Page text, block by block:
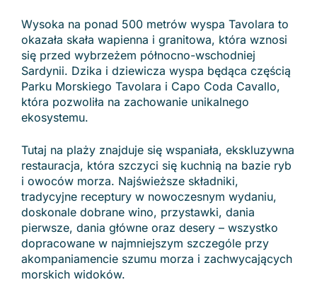
Wysoka na ponad 500 metrów wyspa Tavolara to
okazała skała wapienna i granitowa, która wznosi
się przed wybrzeżem północno-wschodniej
Sardynii. Dzika i dziewicza wyspa będąca częścią
Parku Morskiego Tavolara i Capo Coda Cavallo,
która pozwoliła na zachowanie unikalnego
ekosystemu.
Tutaj na plaży znajduje się wspaniała, ekskluzywna
restauracja, która szczyci się kuchnią na bazie ryb
i owoców morza. Najświeższe składniki,
tradycyjne receptury w nowoczesnym wydaniu,
doskonale dobrane wino, przystawki, dania
pierwsze, dania główne oraz desery – wszystko
dopracowane w najmniejszym szczególe przy
akompaniamencie szumu morza i zachwycających
morskich widoków.